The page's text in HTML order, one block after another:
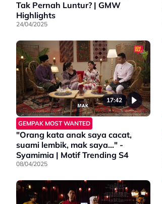
Tak Pernah Luntur? | GMW
Highlights
24/04/2025
17:42
GEMPAK MOST WANTED
"Orang kata anak saya cacat,
suami lembik, mak saya..." -
Syamimia | Motif Trending S4
08/04/2025